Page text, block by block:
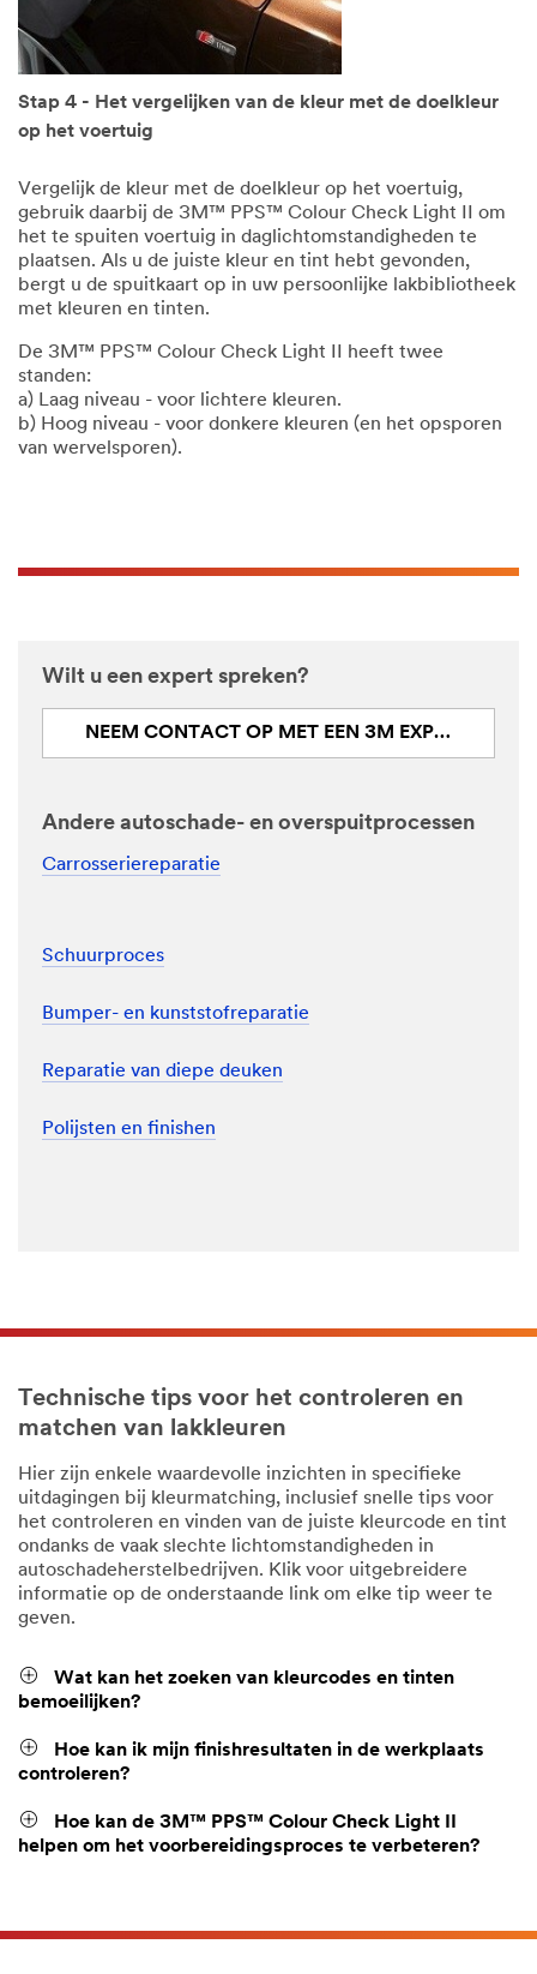
Stap 4 - Het vergelijken van de kleur met de doelkleur
op het voertuig
Vergelijk de kleur met de doelkleur op het voertuig,
gebruik daarbij de 3M™ PPS™ Colour Check Light II om
het te spuiten voertuig in daglichtomstandigheden te
plaatsen. Als u de juiste kleur en tint hebt gevonden,
bergt u de spuitkaart op in uw persoonlijke lakbibliotheek
met kleuren en tinten.
De 3M™ PPS™ Colour Check Light II heeft twee
standen:
a) Laag niveau - voor lichtere kleuren.
b) Hoog niveau - voor donkere kleuren (en het opsporen
van wervelsporen).
Wilt u een expert spreken?
NEEM CONTACT OP MET EEN 3M EXPERT
Andere autoschade- en overspuitprocessen
Carrosseriereparatie
Schuurproces
Bumper- en kunststofreparatie
Reparatie van diepe deuken
Polijsten en finishen
Technische tips voor het controleren en
matchen van lakkleuren
Hier zijn enkele waardevolle inzichten in specifieke
uitdagingen bij kleurmatching, inclusief snelle tips voor
het controleren en vinden van de juiste kleurcode en tint
ondanks de vaak slechte lichtomstandigheden in
autoschadeherstelbedrijven. Klik voor uitgebreidere
informatie op de onderstaande link om elke tip weer te
geven.
Wat kan het zoeken van kleurcodes en tinten
bemoeilijken?
Hoe kan ik mijn finishresultaten in de werkplaats
controleren?
Hoe kan de 3M™ PPS™ Colour Check Light II
helpen om het voorbereidingsproces te verbeteren?